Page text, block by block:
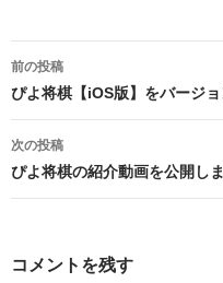
投
稿
ナ
ビ
前の投稿
ぴよ将棋【iOS版】をバージ
次の投稿
ぴよ将棋の紹介動画を公開し
コメントを残す